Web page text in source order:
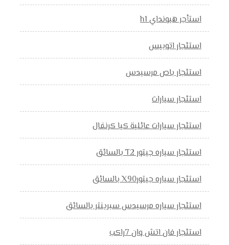
استأجر هيونداي h1
استئجار اتوبيس
استئجار باص مرسيدس
استئجار سيارات
استئجار سيارات عائلية كيا كرنفال
استئجار سياره جيتور T2 بالسائق
استئجار سياره جيتورX90 بالسائق
استئجار سياره مرسيدس سبرينتر بالسائق
استئجار فان اتش وان 7راكب